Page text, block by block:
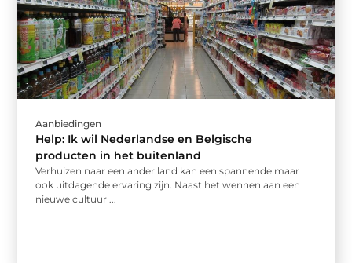
Aanbiedingen
Help: Ik wil Nederlandse en Belgische
producten in het buitenland
Verhuizen naar een ander land kan een spannende maar
ook uitdagende ervaring zijn. Naast het wennen aan een
nieuwe cultuur ...